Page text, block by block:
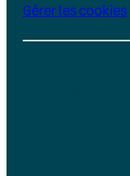
Gérer les cookies